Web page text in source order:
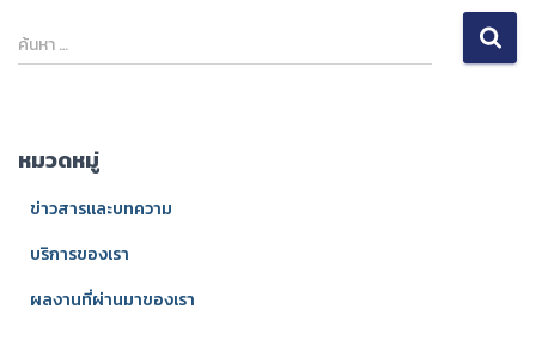
ค้
น
ห
ค้นหา …
หมวดหมู่
ข่าวสารและบทความ
บริการของเรา
ผลงานที่ผ่านมาของเรา